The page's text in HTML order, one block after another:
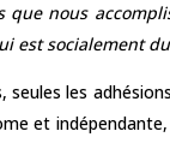
que nous
est socialement
seules les
et